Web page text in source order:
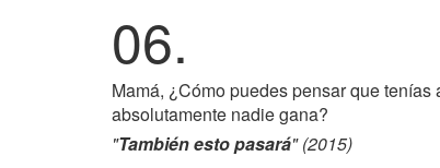
06.
Mamá, ¿Cómo puedes pensar que
absolutamente nadie gana?
"También esto pasará" (2015)